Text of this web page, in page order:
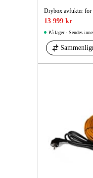
Drybox avfukter
13 999 kr
På lager - Sendes